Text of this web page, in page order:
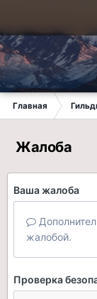
Главная
Жалоба
Ваша жалоба
жалобой.
Проверка